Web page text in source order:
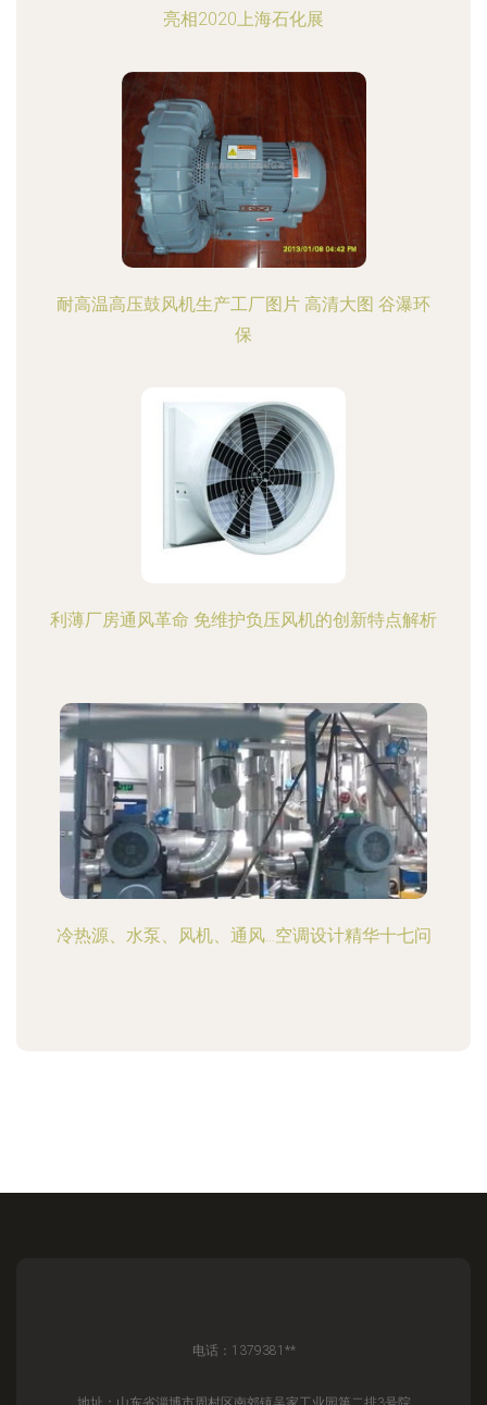
亮相2020上海石化展
耐高温高压鼓风机生产工厂图片 高清大图 谷瀑环
保
利薄厂房通风革命 免维护负压风机的创新特点解析
冷热源、水泵、风机、通风…空调设计精华十七问
电话：1379381**